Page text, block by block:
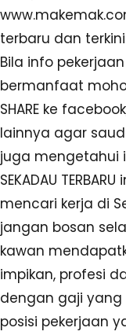
terbaru dan terkini
Bila info
bermanfaat
SHARE ke
lainnya agar
juga mengetahui
SEKADAU
mencari kerja di
jangan bosan
kawan
impikan, profesi
dengan gaji
posisi pekerjaan